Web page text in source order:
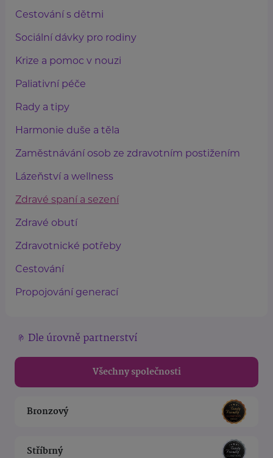
Cestování s dětmi
Sociální dávky pro rodiny
Krize a pomoc v nouzi
Paliativní péče
Rady a tipy
Harmonie duše a těla
Zaměstnávání osob ze zdravotním postižením
Lázeňství a wellness
Zdravé spaní a sezení
Zdravé obutí
Zdravotnické potřeby
Cestování
Propojování generací
Dle úrovně partnerství
Všechny společnosti
Bronzový
Stříbrný